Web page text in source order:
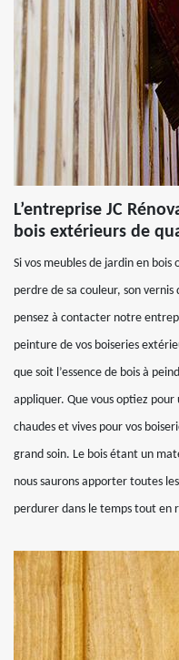
L’entreprise JC
bois extérieurs de
Si vos meubles de jardin en
perdre de sa couleur, son
pensez à contacter notre
peinture de vos boiseries
que soit l’essence de bois à
appliquer. Que vous optiez
chaudes et vives pour vos
grand soin. Le bois étant un
nous saurons apporter toutes
perdurer dans le temps tout en